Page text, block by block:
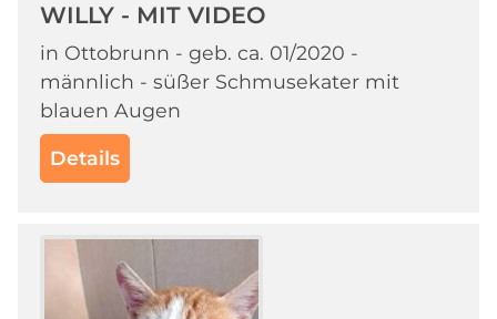
WILLY - MIT VIDEO
in Ottobrunn - geb. ca. 01/2020 -
männlich - süßer Schmusekater mit
blauen Augen
Details